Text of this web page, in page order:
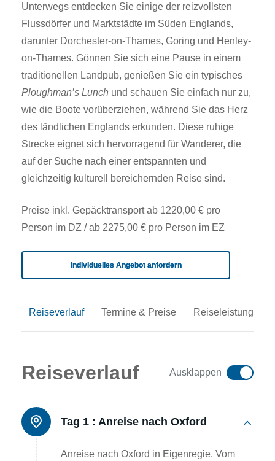
Unterwegs entdecken Sie einige der reizvollsten
Flussdörfer und Marktstädte im Süden Englands,
darunter Dorchester-on-Thames, Goring und Henley-
on-Thames. Gönnen Sie sich eine Pause in einem
traditionellen Landpub, genießen Sie ein typisches
Ploughman’s Lunch und schauen Sie einfach nur zu,
wie die Boote vorüberziehen, während Sie das Herz
des ländlichen Englands erkunden. Diese ruhige
Strecke eignet sich hervorragend für Wanderer, die
auf der Suche nach einer entspannten und
gleichzeitig kulturell bereichernden Reise sind.
Preise inkl. Gepäcktransport ab 1220,00 € pro
Person im DZ / ab 2275,00 € pro Person im EZ
Individuelles Angebot anfordern
Reiseverlauf Termine & Preise Reiseleistungen
Reiseverlauf Ausklappen
Tag 1 : Anreise nach Oxford
Anreise nach Oxford in Eigenregie. Vom